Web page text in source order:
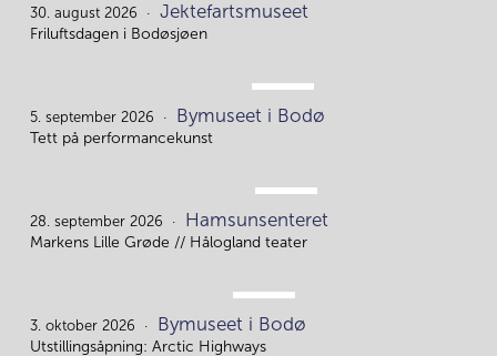
30.
30. august 2026 Jektefartsmuseet
Friluftsdagen i Bodøsjøen
5.
5. september 2026 Bymuseet i Bodø
Tett på performancekunst
28.
28. september 2026 Hamsunsenteret
Markens Lille Grøde // Hålogland teater
3.
3. oktober 2026 Bymuseet i Bodø
Utstillingsåpning: Arctic Highways